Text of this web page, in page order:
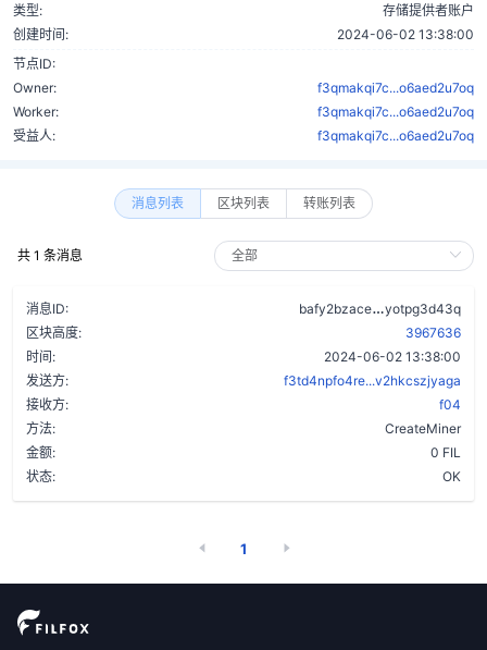
类型:
存储提供者账户
创建时间:
2024-06-02 13:38:00
节点ID:
Owner:
f3qmakqi7c...o6aed2u7oq
Worker:
f3qmakqi7c...o6aed2u7oq
受益人:
f3qmakqi7c...o6aed2u7oq
消息列表 区块列表 转账列表
共 1 条消息
消息ID: bafy2bzace
yotpg3d43q
区块高度:
3967636
时间:
2024-06-02 13:38:00
发送方:
f3td4npfo4re...v2hkcszjyaga
接收方:
f04
方法:
CreateMiner
金额:
0 FIL
状态:
OK
1